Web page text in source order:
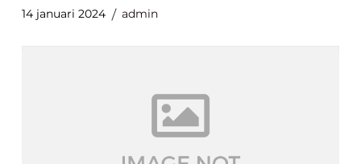
14 januari 2024 admin